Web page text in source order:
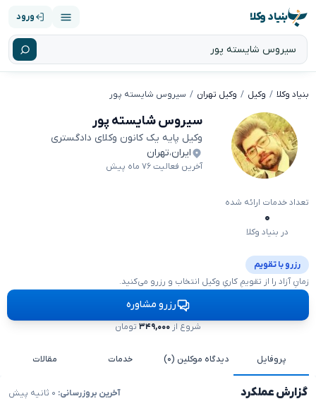
بنیاد وکلا ورود
بنیاد وکلا وکیل وکیل تهران سیروس شایسته پور
سیروس شایسته پور
وکیل پایه یک کانون وکلای دادگستری
ایران،تهران
آخرین فعالیت ۷۶ ماه پیش
تعداد خدمات ارائه شده
۰
در بنیاد وکلا
رزرو با تقویم
زمانِ آزاد را از تقویمِ کاریِ وکیل انتخاب و رزرو می‌کنید.
رزرو مشاوره
شروع از ۳۴۹,۰۰۰تومان
پروفایل دیدگاه موکلین (۰) خدمات مقالات
گزارش عملکرد آخرین بروزرسانی: